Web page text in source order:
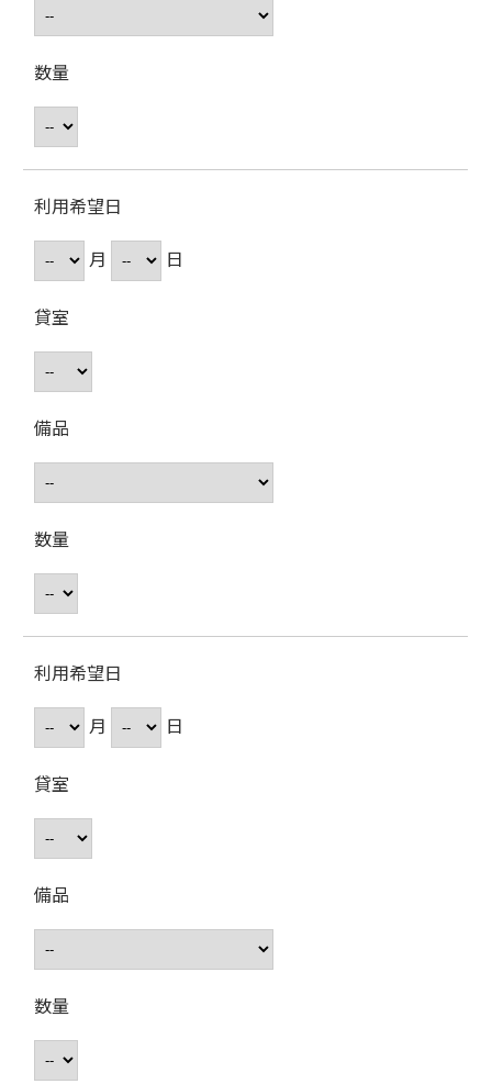
数量
利用希望日
月
日
貸室
備品
数量
利用希望日
月
日
貸室
備品
数量